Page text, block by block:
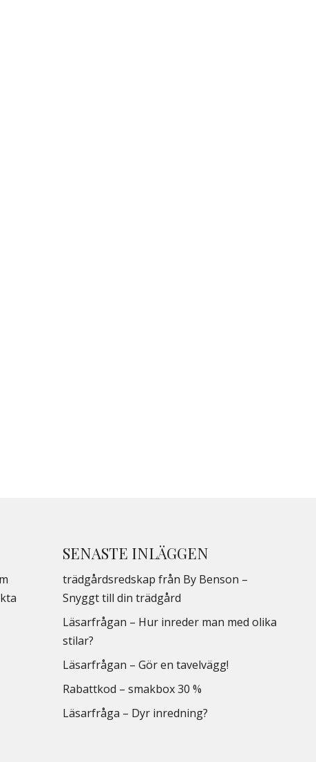
SENASTE INLÄGGEN
trädgårdsredskap från By Benson –
Snyggt till din trädgård
Läsarfrågan – Hur inreder man med olika
stilar?
Läsarfrågan – Gör en tavelvägg!
Rabattkod – smakbox 30 %
Läsarfråga – Dyr inredning?